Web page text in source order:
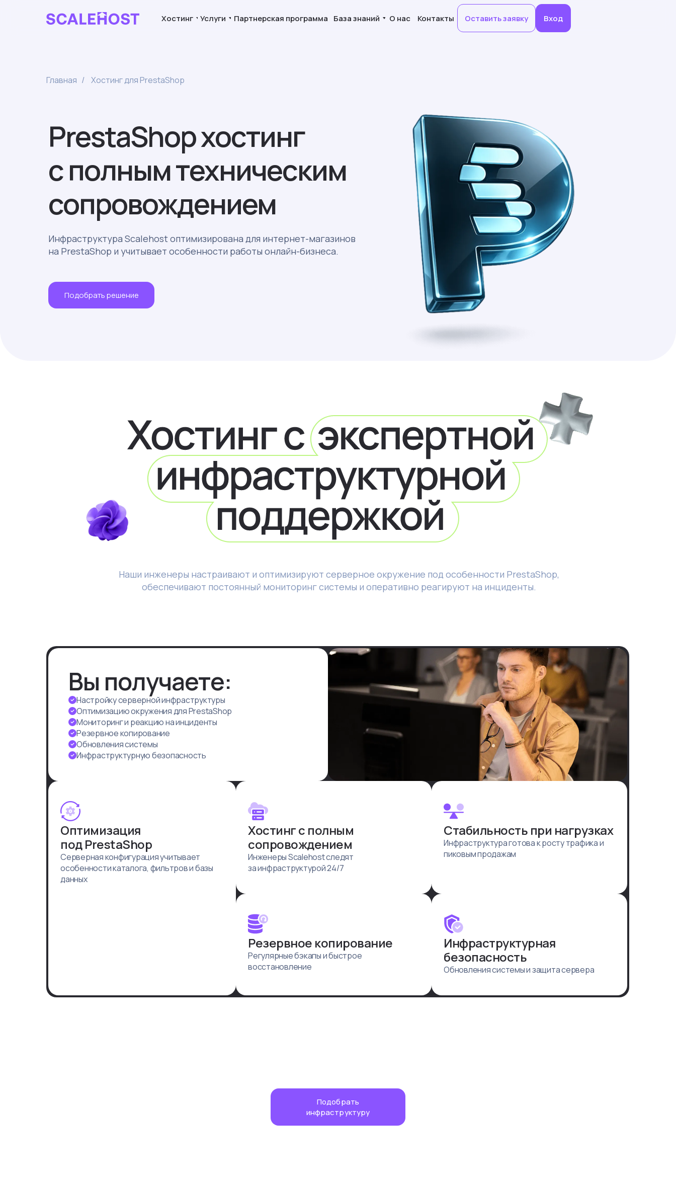
Хостинг Услуги Партнерская программа База знаний О нас Контакты Оставить заявку Вход
Главная / Хостинг для PrestaShop
Инфраструктура Scalehost оптимизирована для интернет-магазинов
на PrestaShop и учитывает особенности работы онлайн-бизнеса.
PrestaShop хостинг
с полным техническим
сопровождением
Подобрать решение
Наши инженеры настраивают и оптимизируют серверное окружение под особенности PrestaShop,
обеспечивают постоянный мониторинг системы и оперативно реагируют на инциденты.
Вы получаете:
Настройку серверной инфраструктуры
Оптимизацию окружения для PrestaShop
Мониторинг и реакцию на инциденты
Резервное копирование
Обновления системы
Инфраструктурную безопасность
Оптимизация
под PrestaShop
Серверная конфигурация учитывает
особенности каталога, фильтров и базы
данных
Хостинг с полным
сопровождением
Инженеры Scalehost следят
за инфраструктурой 24/7
Стабильность при нагрузках
Инфраструктура готова к росту трафика и
пиковым продажам
Резервное копирование
Регулярные бэкапы и быстрое
восстановление
Инфраструктурная
безопасность
Обновления системы и защита сервера
Подобрать
инфраструктуру